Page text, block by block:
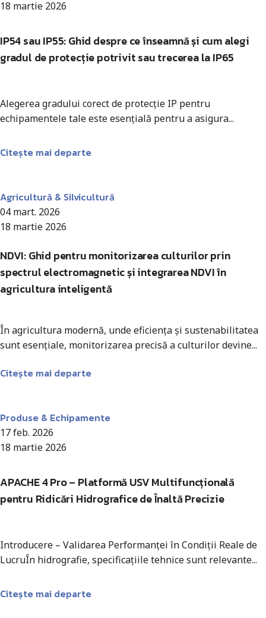
18 martie 2026
IP54 sau IP55: Ghid despre ce înseamnă și cum alegi
gradul de protecție potrivit sau trecerea la IP65
Alegerea gradului corect de protecție IP pentru
echipamentele tale este esențială pentru a asigura...
Citește mai departe
Agricultură & Silvicultură
04 mart. 2026
18 martie 2026
NDVI: Ghid pentru monitorizarea culturilor prin
spectrul electromagnetic și integrarea NDVI în
agricultura inteligentă
În agricultura modernă, unde eficiența și sustenabilitatea
sunt esențiale, monitorizarea precisă a culturilor devine...
Citește mai departe
Produse & Echipamente
17 feb. 2026
18 martie 2026
APACHE 4 Pro – Platformă USV Multifuncțională
pentru Ridicări Hidrografice de Înaltă Precizie
Introducere – Validarea Performanței în Condiții Reale de
LucruÎn hidrografie, specificațiile tehnice sunt relevante...
Citește mai departe